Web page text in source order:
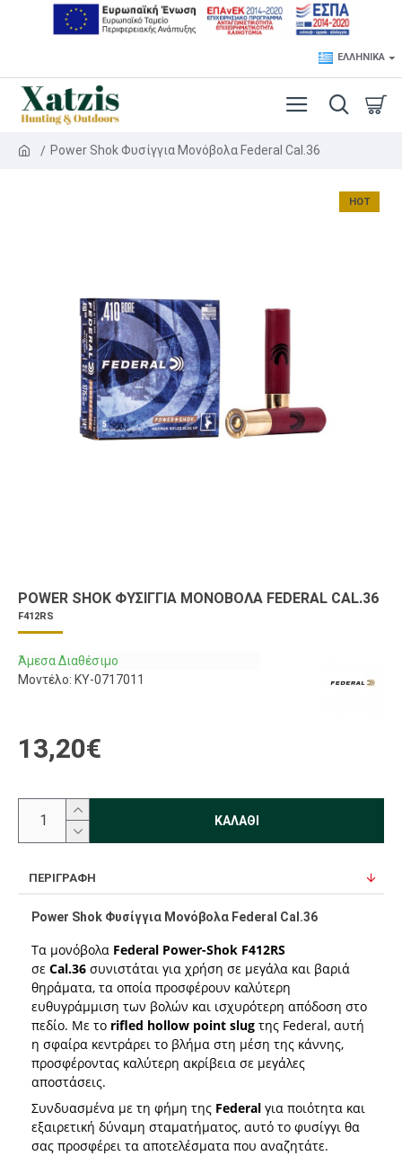
ΕΛΛΗΝΙΚΆ
Power Shok Φυσίγγια Μονόβολα Federal Cal.36
HOT
POWER SHOK ΦΥΣΊΓΓΙΑ ΜΟΝΌΒΟΛΑ FEDERAL CAL.36
F412RS
Άμεσα Διαθέσιμο
Μοντέλο: KY-0717011
13,20€
ΚΑΛΆΘΙ
ΠΕΡΙΓΡΑΦΉ
Power Shok Φυσίγγια Μονόβολα Federal Cal.36
Τα μονόβολα Federal Power-Shok F412RS
σε Cal.36 συνιστάται για χρήση σε μεγάλα και βαριά
θηράματα, τα οποία προσφέρουν καλύτερη
ευθυγράμμιση των βολών και ισχυρότερη απόδοση στο
πεδίο. Με το rifled hollow point slug της Federal, αυτή
η σφαίρα κεντράρει το βλήμα στη μέση της κάννης,
προσφέροντας καλύτερη ακρίβεια σε μεγάλες
αποστάσεις.
Συνδυασμένα με τη φήμη της Federal για ποιότητα και
εξαιρετική δύναμη σταματήματος, αυτό το φυσίγγι θα
σας προσφέρει τα αποτελέσματα που αναζητάτε.